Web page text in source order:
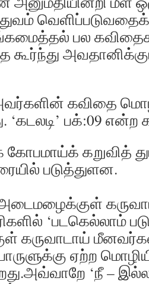
வெளிப்படுவதைக்
பல
கூர்ந்து
கவிதை
பக்:09 என்ற
கறுவித்
படுத்துளன.
‘படகெல்லாம்
கருவாடாய்
ஏற்ற
‘நீ –